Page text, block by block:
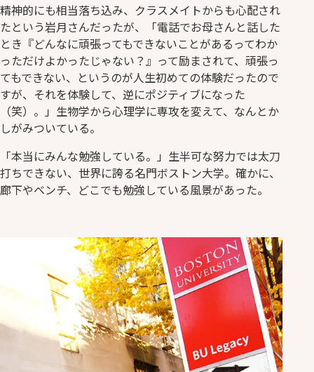
精神的にも相当落ち込み、クラスメイトからも心配され
たという岩月さんだったが、「電話でお母さんと話した
とき『どんなに頑張ってもできないことがあるってわか
っただけよかったじゃない？』って励まされて、頑張っ
てもできない、というのが人生初めての体験だったので
すが、それを体験して、逆にポジティブになった
（笑）。」生物学から心理学に専攻を変えて、なんとか
しがみついている。
「本当にみんな勉強している。」生半可な努力では太刀
打ちできない、世界に誇る名門ボストン大学。確かに、
廊下やベンチ、どこでも勉強している風景があった。